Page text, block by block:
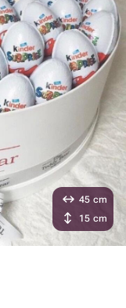
45 cm
15 cm